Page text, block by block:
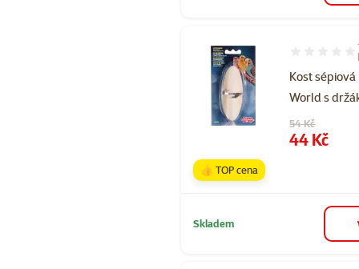
Kost sépiová
World s
Hodnocení
Původní cena
54 Kč
Cena
44 Kč
👍 TOP cena
Skladem